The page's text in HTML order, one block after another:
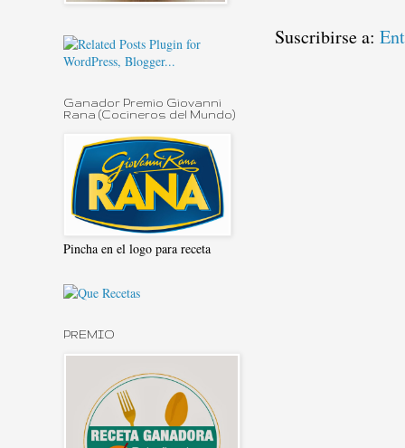
Suscribirse a:
Ganador Premio Giovanni
Rana (Cocineros del Mundo)
Pincha en el logo para receta
PREMIO